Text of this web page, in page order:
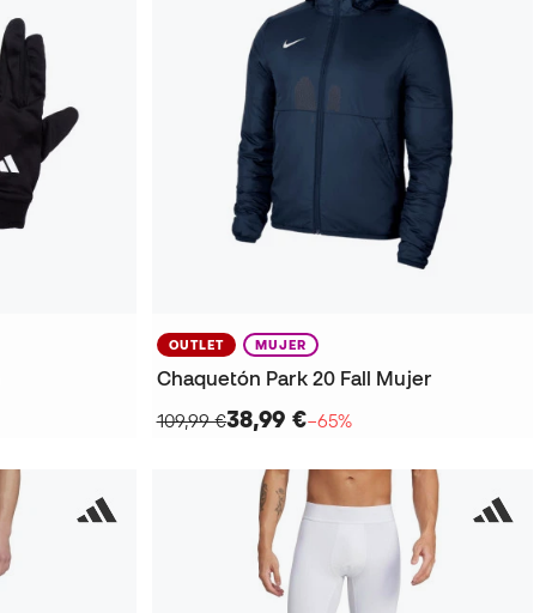
OUTLET MUJER
Chaquetón Park 20 Fall Mujer
109,99 €38,99 €−65%